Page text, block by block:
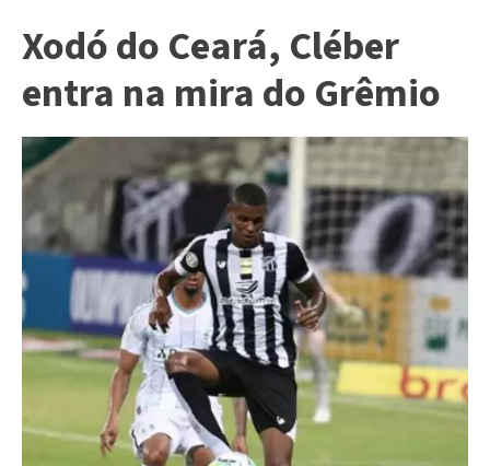
Xodó do Ceará, Cléber
entra na mira do Grêmio